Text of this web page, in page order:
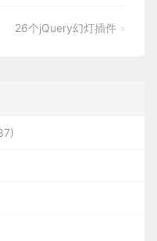
26个jQuery幻灯插件 »